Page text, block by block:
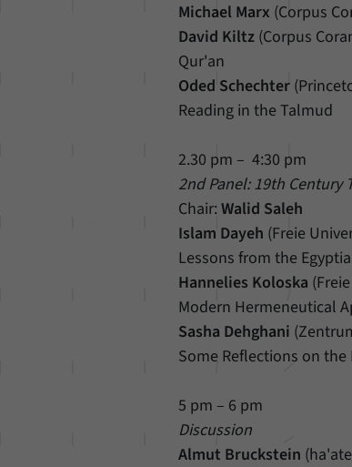
Michael Marx (Corpus
David Kiltz (Corpus
Qur'an
Oded Schechter
Reading in the Talmud
2.30 pm – 4:30 pm
2nd Panel: 19th Century
Chair:Walid Saleh
Islam Dayeh (Freie
Lessons from the
Hannelies Koloska
Modern Hermeneutical
Sasha Dehghani
Some Reflections on the
5 pm – 6 pm
Discussion
Almut Bruckstein